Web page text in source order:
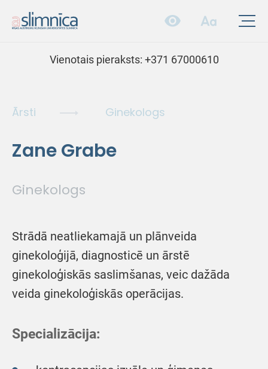
Vienotais pieraksts: +371 67000610
Ārsti Ginekologs
Zane Grabe
Ginekologs
Strādā neatliekamajā un plānveida
ginekoloģijā, diagnosticē un ārstē
ginekoloģiskās saslimšanas, veic dažāda
veida ginekoloģiskās operācijas.
Specializācija: